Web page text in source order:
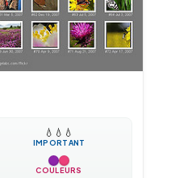
💧 💧 💧
IMPORTANT
COULEURS